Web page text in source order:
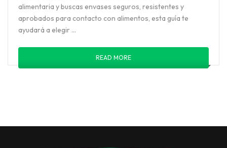
alimentaria y buscas envases seguros, resistentes y
aprobados para contacto con alimentos, esta guía te
ayudará a elegir …
READ MORE